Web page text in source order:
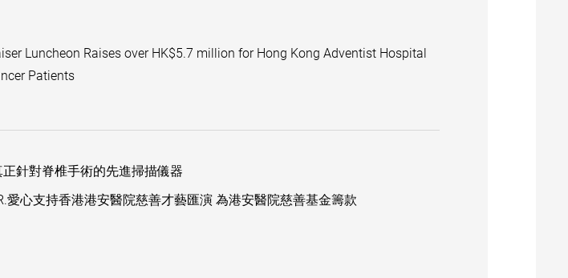
Luncheon Raises over HK$5.7 million for Hong Kong Adventist Hospital
Patients
針對脊椎手術的先進掃描儀器
愛心支持香港港安醫院慈善才藝匯演 為港安醫院慈善基金籌款